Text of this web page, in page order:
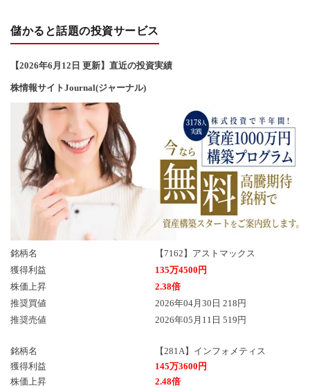
儲かると話題の投資サービス
【2026年6 月12 日 更新】直近の投資実績
株情報サイトJournal(ジャーナル)
銘柄名
【7162】アストマックス
獲得利益
135万4500円
株価上昇
2.38倍
推奨買値
2026年04月30日 218円
推奨売値
2026年05月11日 519円
銘柄名
【281A】インフォメティス
獲得利益
145万3600円
株価上昇
2.48倍